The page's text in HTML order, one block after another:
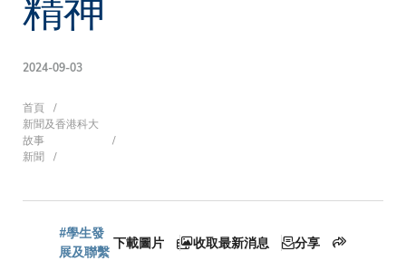
2024-09-03
導
航
首頁
新聞及香港科大
故事
新聞
#學生發
展及聯繫
下載圖片 收取最新消息 分享